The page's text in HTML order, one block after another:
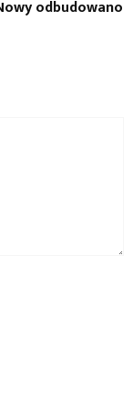
odbudowano